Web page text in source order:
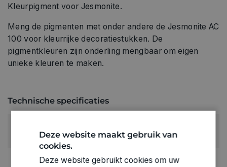
Kleurpigment voor Jesmonite.
Meng de pigmenten met onder andere de Jesmonite AC
100 voor kleurrijke decoratiestukken. De
pigmentkleuren zijn onderling mengbaar om eigen
unieke kleuren te maken.
Technische specificaties
LEVERANCIERSKLEUR:
Deze website maakt gebruik van
cookies.
Deze website gebruikt cookies om uw